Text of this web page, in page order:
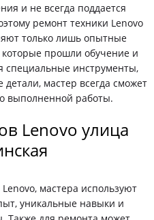
и не всегда поддается
ремонт техники Lenovo
только лишь опытные
которые прошли обучение и
специальные инструменты,
мастер всегда сможет
выполненной работы.
Lenovo улица
мастера используют
уникальные навыки и